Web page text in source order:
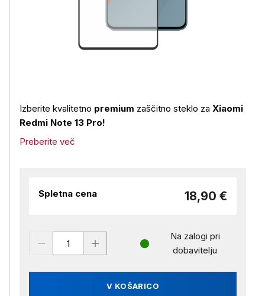
Izberite kvalitetno premium zaščitno steklo za Xiaomi
Redmi Note 13 Pro!
Preberite več
Spletna cena 18,90 €
V KOŠARICO
Na zalogi pri
dobavitelju